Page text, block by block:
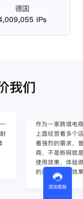
德国
IPs
我们
作为一家跨境电
上面经营着多个
着强烈的需求，
商，不是断网就
使用效果，体验
的问题，使用效
添加客服